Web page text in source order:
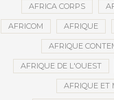
AFRICA CORPS
AFRICOM AFRIQUE
AFRIQUE
AFRIQUE DE L'OUEST
AFRIQUE ET